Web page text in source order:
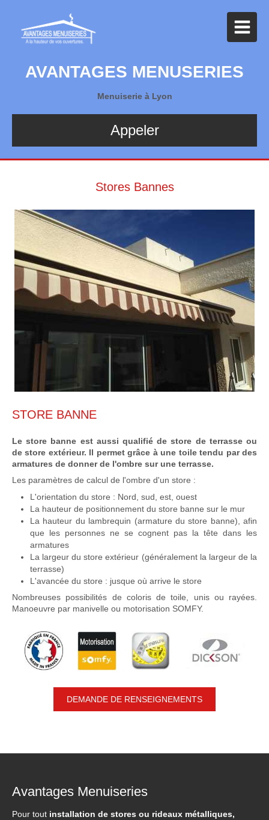
AVANTAGES MENUSERIES
Menuiserie à Lyon
Appeler
Stores Bannes
STORE BANNE
Le store banne est aussi qualifié de store de terrasse ou
de store extérieur. Il permet grâce à une toile tendu par des
armatures de donner de l'ombre sur une terrasse.
Les paramètres de calcul de l'ombre d'un store :
L'orientation du store : Nord, sud, est, ouest
La hauteur de positionnement du store banne sur le mur
La hauteur du lambrequin (armature du store banne), afin
que les personnes ne se cognent pas la tête dans les
armatures
La largeur du store extérieur (généralement la largeur de la
terrasse)
L'avancée du store : jusque où arrive le store
Nombreuses possibilités de coloris de toile, unis ou rayées.
Manoeuvre par manivelle ou motorisation SOMFY.
DEMANDE DE RENSEIGNEMENTS
Avantages Menuiseries
Pour tout installation de stores ou rideaux métalliques,